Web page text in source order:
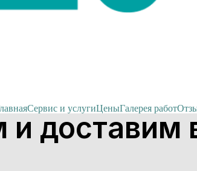
Сервис и услугиЦеныГалерея работ
и доставим